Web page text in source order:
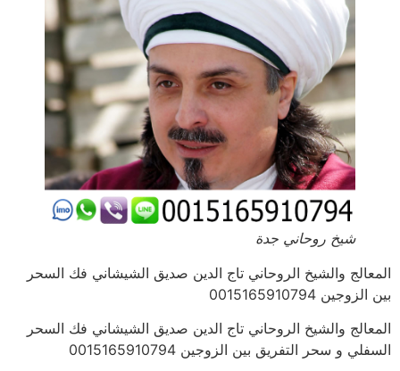
شيخ روحاني جدة
المعالج والشيخ الروحاني تاج الدين صديق الشيشاني فك السحر
بين الزوجين 0015165910794
المعالج والشيخ الروحاني تاج الدين صديق الشيشاني فك السحر
السفلي و سحر التفريق بين الزوجين 0015165910794